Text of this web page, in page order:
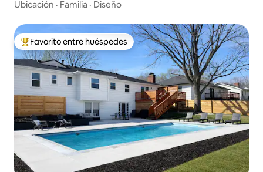
Ubicación · Familia · Diseño
Favorito entre los huéspedes más destacados
Favorito entre huéspedes